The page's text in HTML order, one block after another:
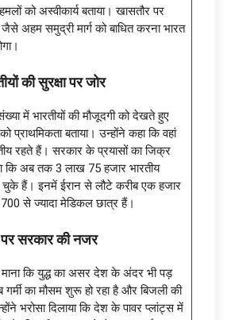
को अस्वीकार्य बताया। खासतौर पर
जैसे अहम समुद्री मार्ग को बाधित करना भारत
की सुरक्षा पर जोर
में भारतीयों की मौजूदगी को देखते हुए
प्राथमिकता बताया। उन्होंने कहा कि वहां
रहते हैं। सरकार के प्रयासों का जिक्र
कि अब तक 3 लाख 75 हजार भारतीय
चुके हैं। इनमें ईरान से लौटे करीब एक हजार
से ज्यादा मेडिकल छात्र हैं।
सरकार की नजर
माना कि युद्ध का असर देश के अंदर भी पड़
का मौसम शुरू हो रहा है और बिजली की
भरोसा दिलाया कि देश के पावर प्लांट्स में